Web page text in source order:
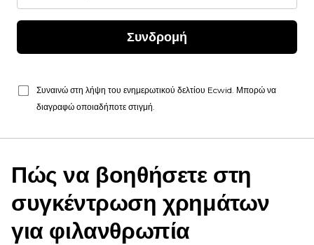
Συνδρομή
Συναινώ στη λήψη του ενημερωτικού δελτίου Ecwid. Μπορώ να
διαγραφώ οποιαδήποτε στιγμή.
Πώς να βοηθήσετε στη
συγκέντρωση χρημάτων
για φιλανθρωπία